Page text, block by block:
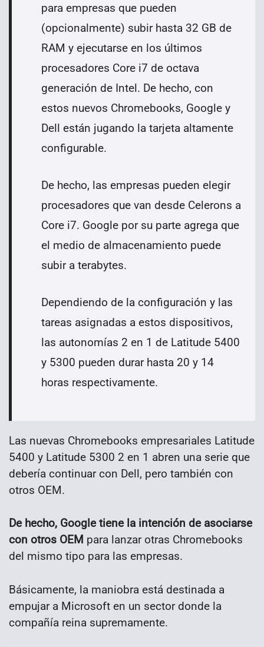
para empresas que pueden
(opcionalmente) subir hasta 32 GB de
RAM y ejecutarse en los últimos
procesadores Core i7 de octava
generación de Intel. De hecho, con
estos nuevos Chromebooks, Google y
Dell están jugando la tarjeta altamente
configurable.
De hecho, las empresas pueden elegir
procesadores que van desde Celerons a
Core i7. Google por su parte agrega que
el medio de almacenamiento puede
subir a terabytes.
Dependiendo de la configuración y las
tareas asignadas a estos dispositivos,
las autonomías 2 en 1 de Latitude 5400
y 5300 pueden durar hasta 20 y 14
horas respectivamente.
Las nuevas Chromebooks empresariales Latitude
5400 y Latitude 5300 2 en 1 abren una serie que
debería continuar con Dell, pero también con
otros OEM.
De hecho, Google tiene la intención de asociarse
con otros OEM para lanzar otras Chromebooks
del mismo tipo para las empresas.
Básicamente, la maniobra está destinada a
empujar a Microsoft en un sector donde la
compañía reina supremamente.